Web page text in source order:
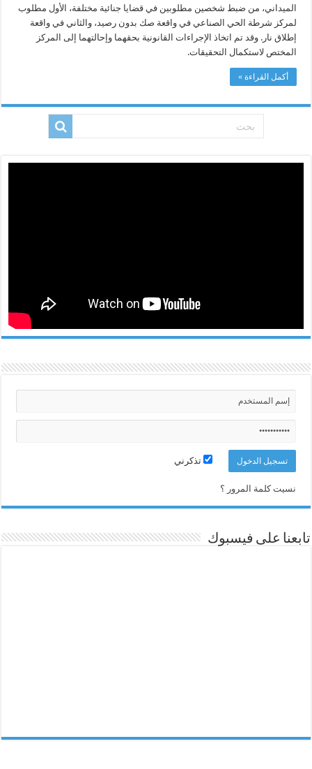
الميداني، من ضبط شخصين مطلوبين في قضايا جنائية مختلفة، الأول مطلوب
لمركز شرطة الحي الصناعي في واقعة صك بدون رصيد، والثاني في واقعة
إطلاق نار. وقد تم اتخاذ الإجراءات القانونية بحقهما وإحالتهما إلى المركز
المختص لاستكمال التحقيقات.
أكمل القراءة »
تذكرني
نسيت كلمة المرور ؟
تابعنا على فيسبوك